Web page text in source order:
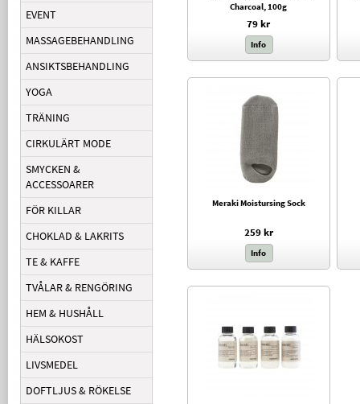
EVENT
MASSAGEBEHANDLING
ANSIKTSBEHANDLING
YOGA
TRÄNING
CIRKULÄRT MODE
SMYCKEN &
ACCESSOARER
FÖR KILLAR
CHOKLAD & LAKRITS
TE & KAFFE
TVÅLAR & RENGÖRING
HEM & HUSHÅLL
HÄLSOKOST
LIVSMEDEL
DOFTLJUS & RÖKELSE
Charcoal, 100g
79 kr
Info
Meraki Moistursing Sock
259 kr
Info